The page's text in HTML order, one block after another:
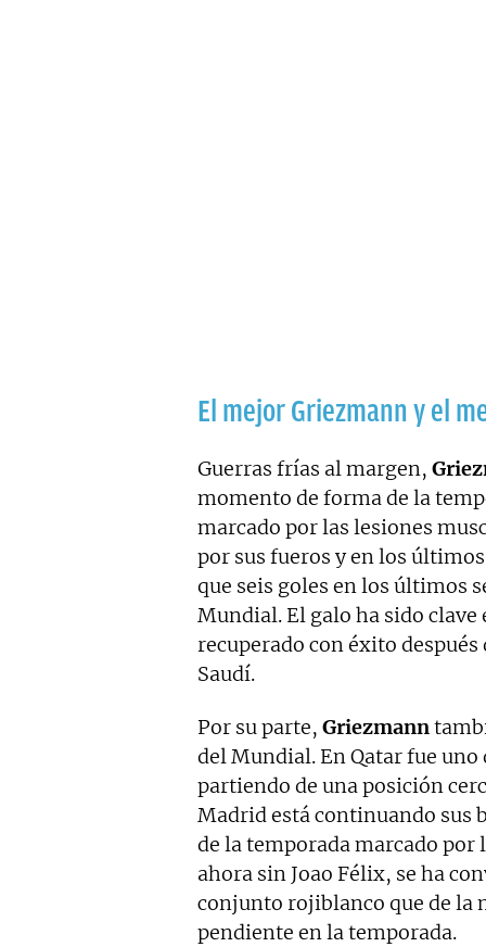
El mejor Griezmann y el
Guerras frías al margen,
momento de forma de la
marcado por las lesiones
por sus fueros y en los
que seis goles en los últimos
Mundial. El galo ha sido clave
recuperado con éxito
Saudí.
Por su parte, Griezmann
del Mundial. En Qatar fue
partiendo de una posición
Madrid está continuando sus
de la temporada marcado por
ahora sin Joao Félix, se ha
conjunto rojiblanco que de la
pendiente en la temporada.